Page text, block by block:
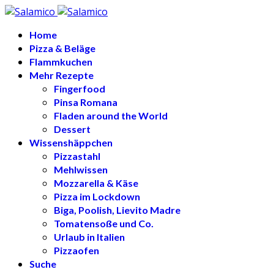
Home
Pizza & Beläge
Flammkuchen
Mehr Rezepte
Fingerfood
Pinsa Romana
Fladen around the World
Dessert
Wissenshäppchen
Pizzastahl
Mehlwissen
Mozzarella & Käse
Pizza im Lockdown
Biga, Poolish, Lievito Madre
Tomatensoße und Co.
Urlaub in Italien
Pizzaofen
Suche